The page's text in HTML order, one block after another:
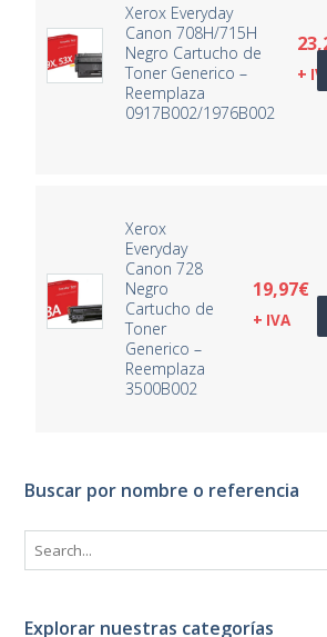
Xerox Everyday
Canon 708H/715H
Negro Cartucho de
Toner Generico –
Reemplaza
0917B002/1976B002
+
Xerox
Everyday
Canon 728
Negro
Cartucho de
Toner
Generico –
Reemplaza
3500B002
19,97€
+ IVA
Buscar por nombre o referencia
Explorar nuestras categorías